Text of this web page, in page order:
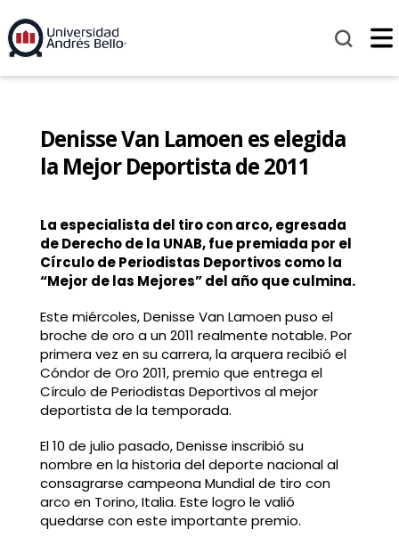
Denisse Van Lamoen es elegida
la Mejor Deportista de 2011
La especialista del tiro con arco, egresada
de Derecho de la UNAB, fue premiada por el
Círculo de Periodistas Deportivos como la
“Mejor de las Mejores” del año que culmina.
Este miércoles, Denisse Van Lamoen puso el
broche de oro a un 2011 realmente notable. Por
primera vez en su carrera, la arquera recibió el
Cóndor de Oro 2011, premio que entrega el
Círculo de Periodistas Deportivos al mejor
deportista de la temporada.
El 10 de julio pasado, Denisse inscribió su
nombre en la historia del deporte nacional al
consagrarse campeona Mundial de tiro con
arco en Torino, Italia. Este logro le valió
quedarse con este importante premio.